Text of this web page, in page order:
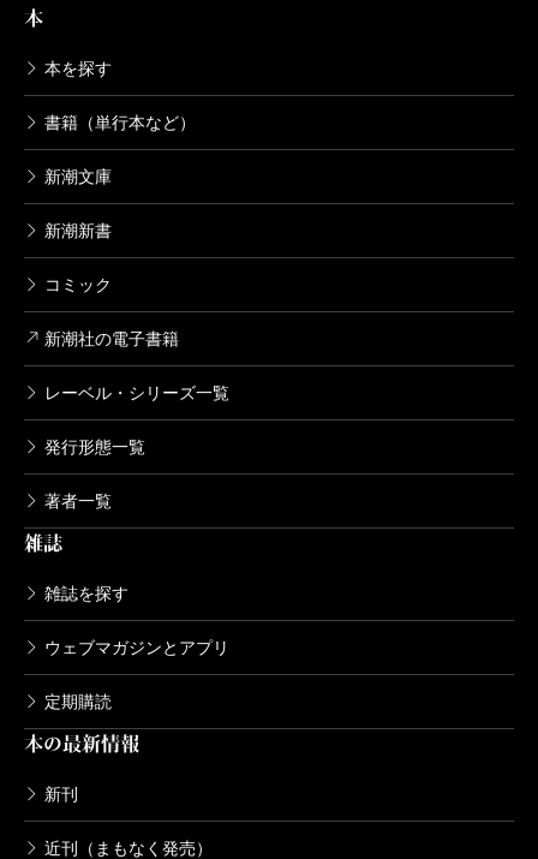
本
本を探す
書籍（単行本など）
新潮文庫
新潮新書
コミック
新潮社の電子書籍
レーベル・シリーズ一覧
発行形態一覧
著者一覧
雑誌
雑誌を探す
ウェブマガジンとアプリ
定期購読
本の最新情報
新刊
近刊（まもなく発売）